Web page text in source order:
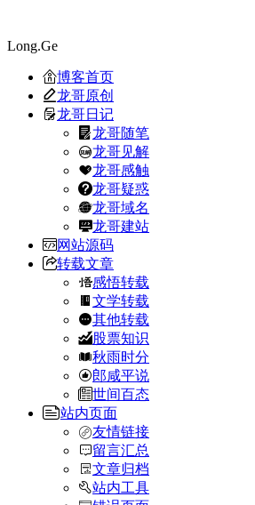
Long.Ge
博客首页
龙哥原创
龙哥日记
龙哥随笔
龙哥见解
龙哥感触
龙哥疑惑
龙哥域名
龙哥建站
网站源码
转载文章
感悟转载
文学转载
其他转载
股票知识
秋雨时分
郎咸平说
世间百态
站内页面
友情链接
留言汇总
文章归档
站内工具